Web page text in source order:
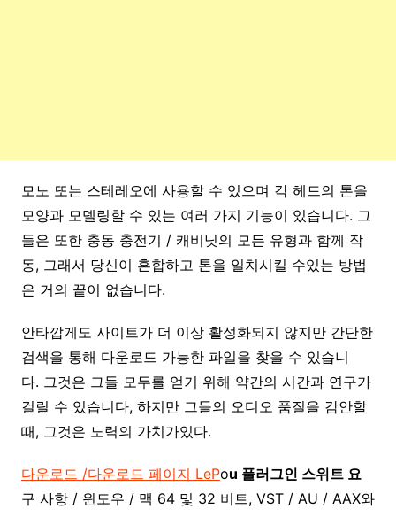
모노 또는 스테레오에 사용할 수 있으며 각 헤드의 톤을
모양과 모델링할 수 있는 여러 가지 기능이 있습니다. 그
들은 또한 충동 충전기 / 캐비닛의 모든 유형과 함께 작
동, 그래서 당신이 혼합하고 톤을 일치시킬 수있는 방법
은 거의 끝이 없습니다.
안타깝게도 사이트가 더 이상 활성화되지 않지만 간단한
검색을 통해 다운로드 가능한 파일을 찾을 수 있습니
다. 그것은 그들 모두를 얻기 위해 약간의 시간과 연구가
걸릴 수 있습니다, 하지만 그들의 오디오 품질을 감안할
때, 그것은 노력의 가치가있다.
다운로드 /다운로드 페이지 LePou 플러그인 스위트 요
구 사항 / 윈도우 / 맥 64 및 32 비트, VST / AU / AAX와